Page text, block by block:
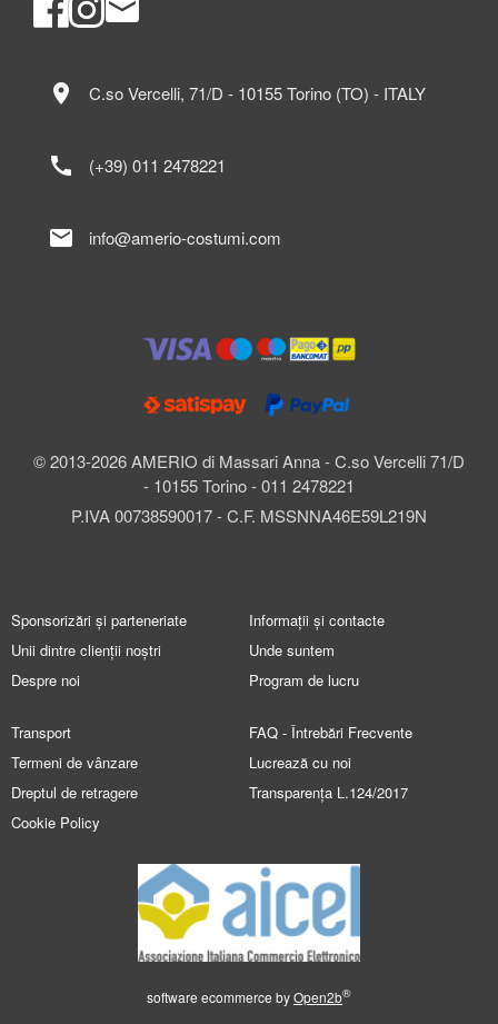
© 2013-2026 AMERIO di Massari Anna - C.so Vercelli 71/D
- 10155 Torino - 011 2478221
P.IVA 00738590017 - C.F. MSSNNA46E59L219N
location_on C.so Vercelli, 71/D - 10155 Torino (TO) - ITALY
call (+39) 011 2478221
mail info@amerio-costumi.com
Sponsorizări și parteneriate
Unii dintre clienții noștri
Despre noi
Informații și contacte
Unde suntem
Program de lucru
Transport
Termeni de vânzare
Dreptul de retragere
Cookie Policy
FAQ - Întrebări Frecvente
Lucrează cu noi
Transparența L.124/2017
software ecommerce byOpen2b®